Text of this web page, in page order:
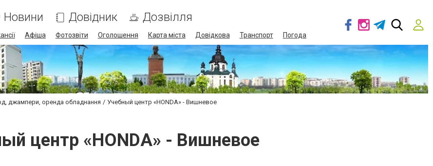
Новини Довідник Дозвілля
Афіша Фотозвіти Оголошення Карта міста Довідкова Транспорт Погода
джампери, оренда обладнання Учебный центр «HONDA» - Вишневое
центр «HONDA» - Вишневое